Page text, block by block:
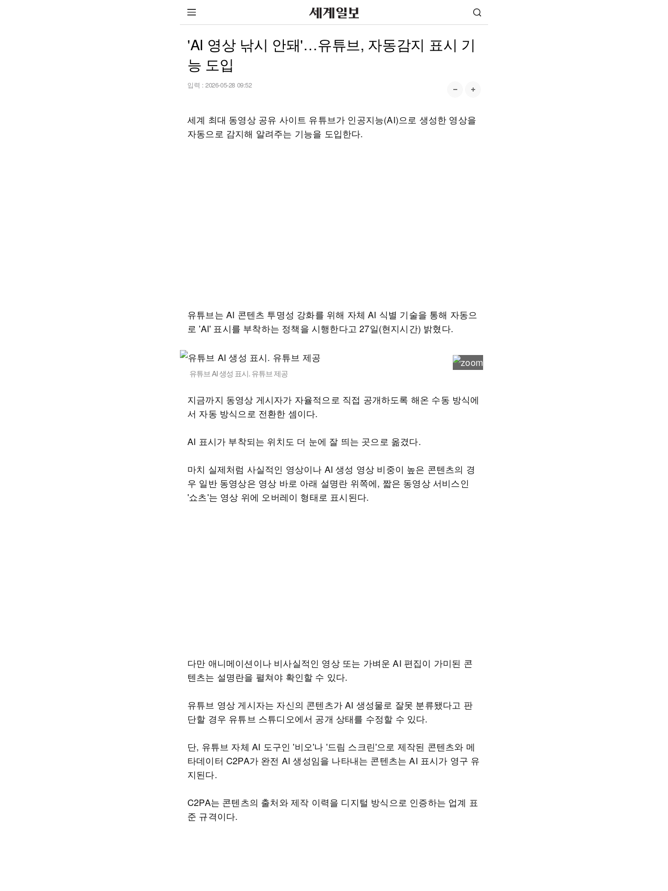
'AI 영상 낚시 안돼'…유튜브, 자동감지 표시 기
능 도입
입력 : 2026-05-28 09:52
세계 최대 동영상 공유 사이트 유튜브가 인공지능(AI)으로 생성한 영상을
자동으로 감지해 알려주는 기능을 도입한다.
유튜브는 AI 콘텐츠 투명성 강화를 위해 자체 AI 식별 기술을 통해 자동으
로 'AI' 표시를 부착하는 정책을 시행한다고 27일(현지시간) 밝혔다.
유튜브 AI 생성 표시. 유튜브 제공
지금까지 동영상 게시자가 자율적으로 직접 공개하도록 해온 수동 방식에
서 자동 방식으로 전환한 셈이다.
AI 표시가 부착되는 위치도 더 눈에 잘 띄는 곳으로 옮겼다.
마치 실제처럼 사실적인 영상이나 AI 생성 영상 비중이 높은 콘텐츠의 경
우 일반 동영상은 영상 바로 아래 설명란 위쪽에, 짧은 동영상 서비스인
'쇼츠'는 영상 위에 오버레이 형태로 표시된다.
다만 애니메이션이나 비사실적인 영상 또는 가벼운 AI 편집이 가미된 콘
텐츠는 설명란을 펼쳐야 확인할 수 있다.
유튜브 영상 게시자는 자신의 콘텐츠가 AI 생성물로 잘못 분류됐다고 판
단할 경우 유튜브 스튜디오에서 공개 상태를 수정할 수 있다.
단, 유튜브 자체 AI 도구인 '비오'나 '드림 스크린'으로 제작된 콘텐츠와 메
타데이터 C2PA가 완전 AI 생성임을 나타내는 콘텐츠는 AI 표시가 영구 유
지된다.
C2PA는 콘텐츠의 출처와 제작 이력을 디지털 방식으로 인증하는 업계 표
준 규격이다.